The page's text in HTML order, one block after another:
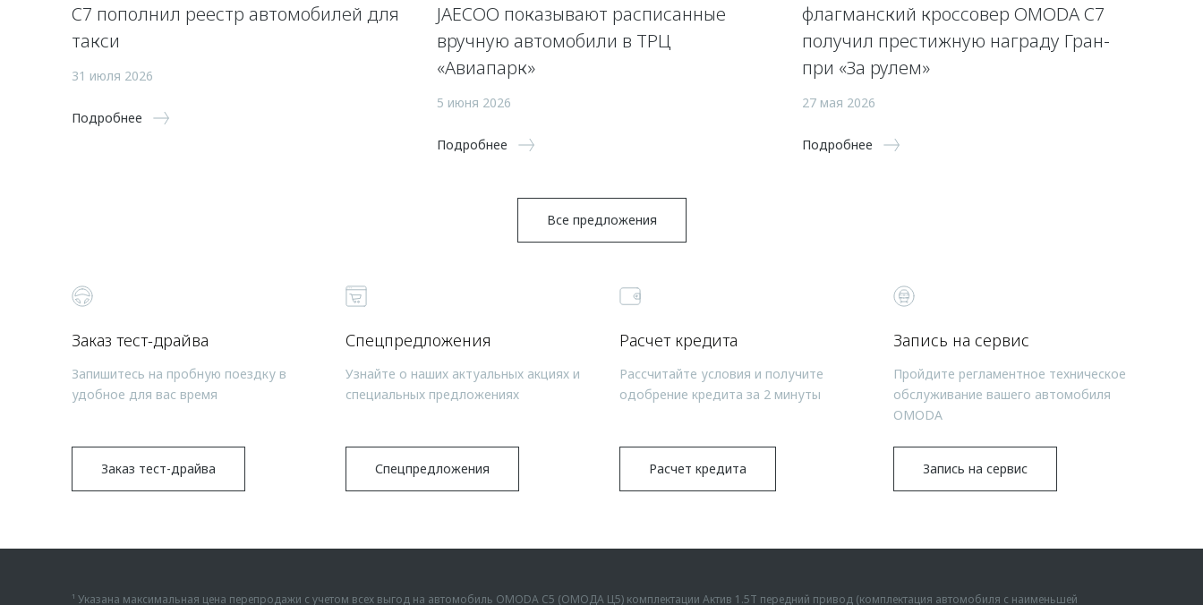
C7 пополнил реестр автомобилей для
такси
31 июля 2026
Подробнее
JAECOO показывают расписанные
вручную автомобили в ТРЦ
«Авиапарк»
5 июня 2026
Подробнее
флагманский кроссовер OMODA C7
получил престижную награду Гран-
при «За рулем»
27 мая 2026
Подробнее
Все предложения
Заказ тест-драйва
Запишитесь на пробную поездку в
удобное для вас время
Заказ тест-драйва
Спецпредложения
Узнайте о наших актуальных акциях и
специальных предложениях
Спецпредложения
Расчет кредита
Рассчитайте условия и получите
одобрение кредита за 2 минуты
Расчет кредита
Запись на сервис
Пройдите регламентное техническое
обслуживание вашего автомобиля
OMODA
Запись на сервис
¹ Указана максимальная цена перепродажи с учетом всех выгод на автомобиль OMODA C5 (ОМОДА Ц5) комплектации Актив 1.5Т передний привод (комплектация автомобиля с наименьшей